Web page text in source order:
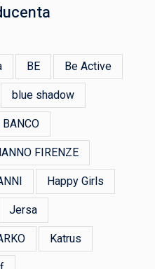
BE Be Active
blue shadow
FIRENZE
Happy Girls
Jersa
Katrus